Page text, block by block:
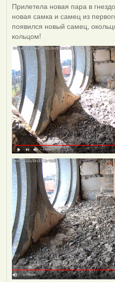
Прилетела новая пара в
новая самка и самец из
появился новый самец,
кольцом!